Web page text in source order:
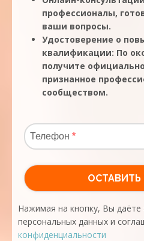
профессионалы,
ваши вопросы.
Удостоверение о
квалификации: По
получите
признанное
сообществом.
Нажимая на кнопку, Вы даёте
персональных данных и
конфиденциальности